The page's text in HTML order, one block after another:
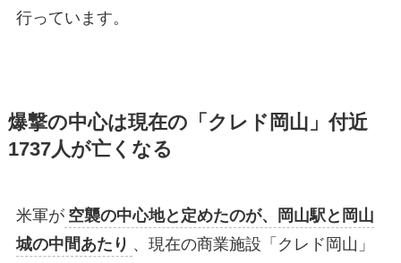
行っています。
爆撃の中心は現在の「クレド岡山」付近
1737人が亡くなる
米軍が 空襲の中心地と定めたのが、岡山駅と岡山
城の中間あたり 、現在の商業施設「クレド岡山」